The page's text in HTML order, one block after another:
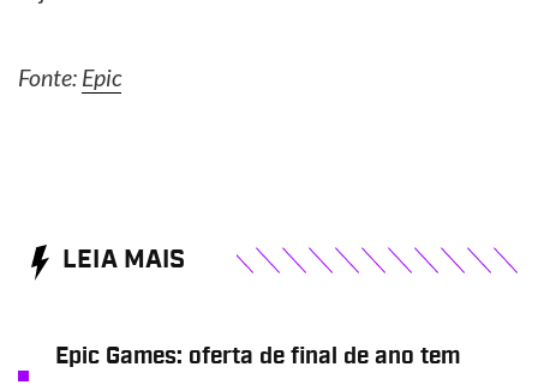
Fonte: Epic
LEIA MAIS
Epic Games: oferta de final de ano tem